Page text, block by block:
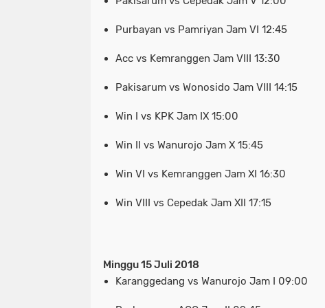
Purbayan vs Pamriyan Jam VI 12:45
Acc vs Kemranggen Jam VIII 13:30
Pakisarum vs Wonosido Jam VIII 14:15
Win I vs KPK Jam IX 15:00
Win II vs Wanurojo Jam X 15:45
Win VI vs Kemranggen Jam XI 16:30
Win VIII vs Cepedak Jam XII 17:15
Minggu 15 Juli 2018
Karanggedang vs Wanurojo Jam I 09:00